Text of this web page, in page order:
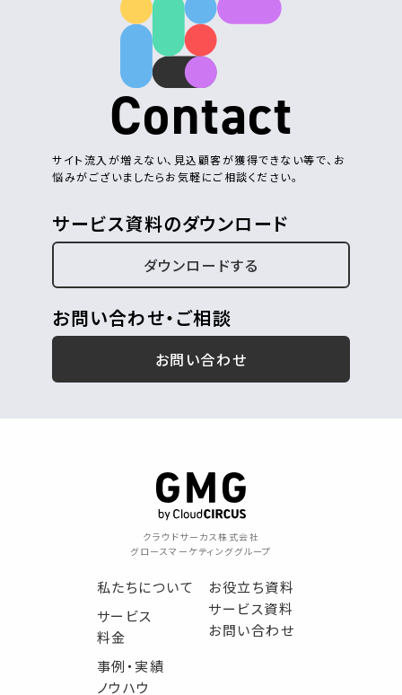
Contact
サイト流入が増えない、見込顧客が獲得できない等で、お
悩みがございましたらお気軽にご相談ください。
サービス資料のダウンロード
ダウンロードする
お問い合わせ・ご相談
お問い合わせ
クラウドサーカス株式会社
グロースマーケティンググループ
私たちについて
サービス
料金
事例・実績
ノウハウ
お役立ち資料
サービス資料
お問い合わせ